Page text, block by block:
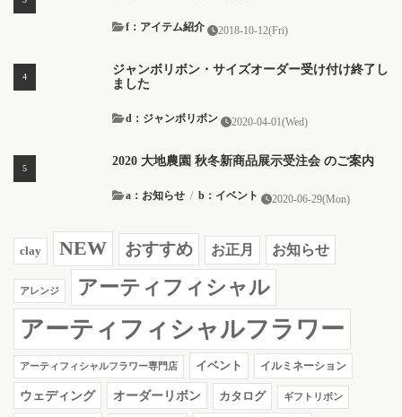
2018-10-12(Fri)
f：アイテム紹介
ジャンボリボン・サイズオーダー受け付け終了し
ました
2020-04-01(Wed)
d：ジャンボリボン
2020 大地農園 秋冬新商品展示受注会 のご案内
2020-06-29(Mon)
a：お知らせ / b：イベント
clay NEW おすすめ お正月 お知らせ
アレンジ アーティフィシャル
アーティフィシャルフラワー
アーティフィシャルフラワー専門店 イベント イルミネーション
ウェディング オーダーリボン カタログ ギフトリボン